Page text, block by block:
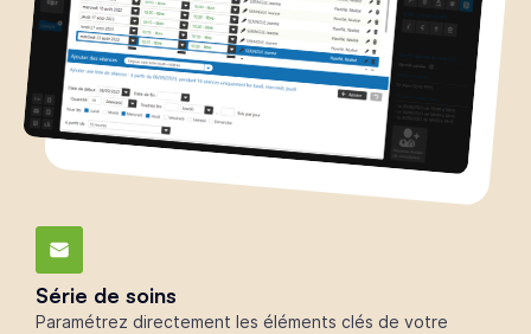
Série de soins
Paramétrez directement les éléments clés de votre